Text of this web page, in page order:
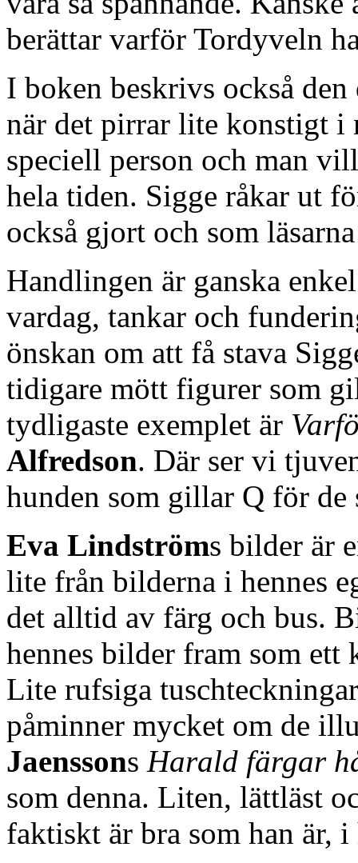
berättar varför Tordyveln
I boken beskrivs också
när det pirrar lite konstigt i
speciell person och man
hela tiden. Sigge råkar ut
också gjort och som
Handlingen är ganska
vardag, tankar och
önskan om att få stava
tidigare mött figurer som
tydligaste exemplet är
Alfredson. Där ser vi
hunden som gillar Q för de
Eva Lindströms bilder är
lite från bilderna i hennes
det alltid av färg och bus.
hennes bilder fram som
Lite rufsiga
påminner mycket om de
Jaenssons Harald färgar
som denna. Liten, lättläst
faktiskt är bra som han är,